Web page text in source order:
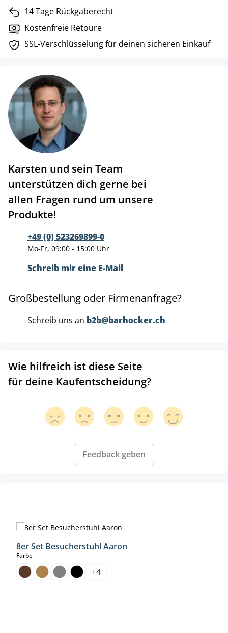
14 Tage Rückgaberecht
Kostenfreie Retoure
SSL-Verschlüsselung für deinen sicheren Einkauf
Karsten und sein Team
unterstützen dich gerne bei
allen Fragen rund um unsere
Produkte!
+49 (0) 523269899-0
Mo-Fr, 09:00 - 15:00 Uhr
Schreib mir eine E-Mail
Großbestellung oder Firmenanfrage?
Schreib uns an b2b@barhocker.ch
Wie hilfreich ist diese Seite
für deine Kaufentscheidung?
Feedback geben
8er Set Besucherstuhl Aaron
Farbeauswählen
+4